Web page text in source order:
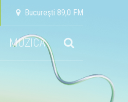
Bucureşti 89,0 FM
MUZICA